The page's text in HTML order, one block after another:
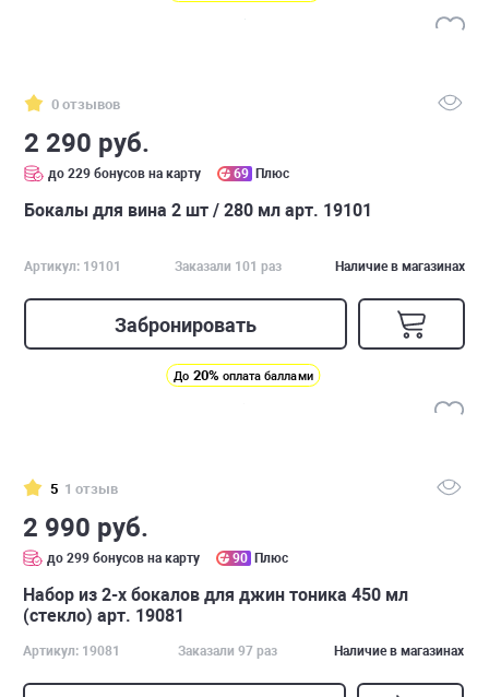
0 отзывов
2 290 руб.
до 229 бонусов на карту 69 Плюс
Бокалы для вина 2 шт / 280 мл арт. 19101
Артикул: 19101 Заказали 101 раз Наличие в магазинах
Забронировать
До 20% оплата баллами
5 1 отзыв
2 990 руб.
до 299 бонусов на карту 90 Плюс
Набор из 2-х бокалов для джин тоника 450 мл
(стекло) арт. 19081
Артикул: 19081 Заказали 97 раз Наличие в магазинах